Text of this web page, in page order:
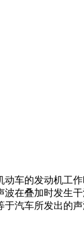
动车的发动机工
在叠加时发生
汽车所发出的